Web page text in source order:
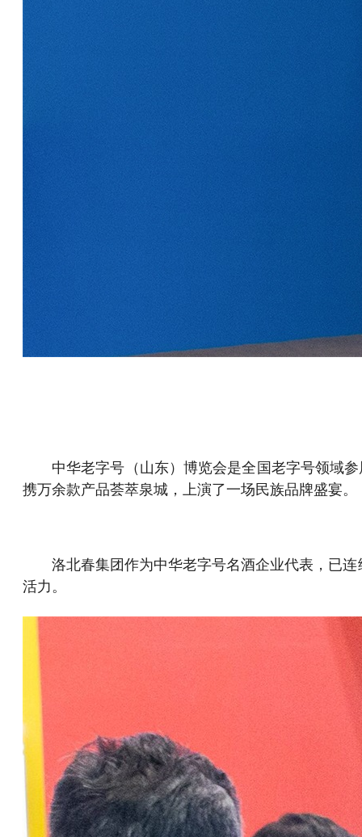
中华老字号（山东）博览会是全国老字号领域
携万余款产品荟萃泉城，上演了一场民族品牌盛宴。
洛北春集团作为中华老字号名酒企业代表，已
活力。